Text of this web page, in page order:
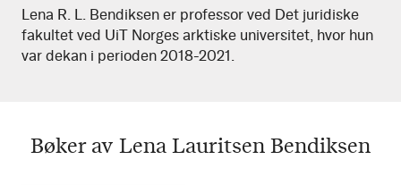
Lena
Lauritsen
Lena R. L. Bendiksen er professor ved Det juridiske
fakultet ved UiT Norges arktiske universitet, hvor hun
var dekan i perioden 2018-2021.
Bøker av Lena Lauritsen Bendiksen